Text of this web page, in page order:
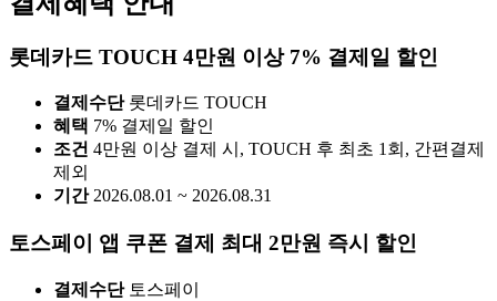
롯데카드 TOUCH 4만원 이상 7% 결제일 할인
결제수단 롯데카드 TOUCH
혜택 7% 결제일 할인
조건 4만원 이상 결제 시, TOUCH 후 최초 1회, 간편결제
제외
기간 2026.08.01 ~ 2026.08.31
토스페이 앱 쿠폰 결제 최대 2만원 즉시 할인
결제수단 토스페이